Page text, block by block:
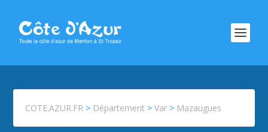
COTE.AZUR.FR > Département >Var > Mazaugues